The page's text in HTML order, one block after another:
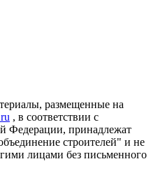
размещенные на
, в соответствии с
Федерации, принадлежат
строителей" и не
лицами без письменного